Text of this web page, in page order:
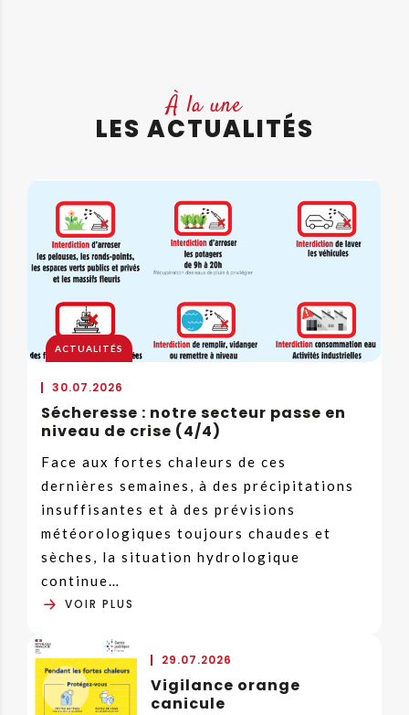
À la une
LES ACTUALITÉS
ACTUALITÉS
30.07.2026
Sécheresse : notre secteur passe en
niveau de crise (4/4)
Face aux fortes chaleurs de ces
dernières semaines, à des précipitations
insuffisantes et à des prévisions
météorologiques toujours chaudes et
sèches, la situation hydrologique
continue…
VOIR PLUS
29.07.2026
Vigilance orange
canicule